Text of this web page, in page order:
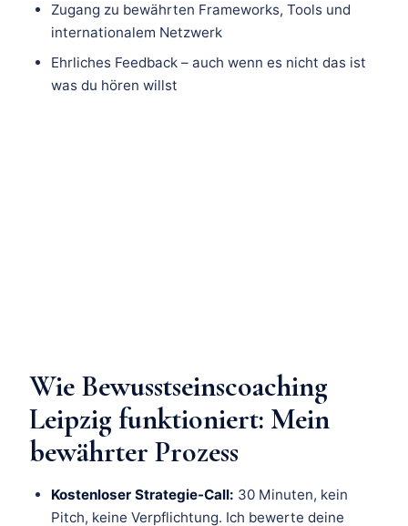
Zugang zu bewährten Frameworks, Tools und
internationalem Netzwerk
Ehrliches Feedback – auch wenn es nicht das ist
was du hören willst
Wie Bewusstseinscoaching
Leipzig funktioniert: Mein
bewährter Prozess
Kostenloser Strategie-Call: 30 Minuten, kein
Pitch, keine Verpflichtung. Ich bewerte deine